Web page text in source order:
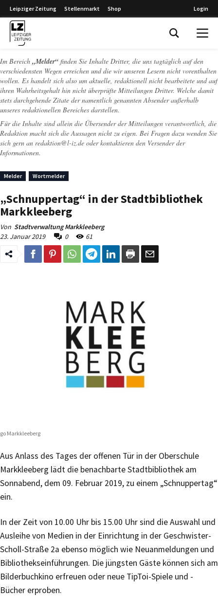
Leipziger Zeitung Stellenmarkt Shop Login
Im Bereich „Melder“ finden Sie Inhalte Dritter, die uns tagtäglich auf den
verschiedensten Wegen erreichen und die wir unseren Lesern nicht vorenthalten
wollen. Es handelt sich also um aktuelle, redaktionell nicht bearbeitete und auf
ihren Wahrheitsgehalt hin nicht überprüfte Mitteilungen Dritter. Welche damit
stets durchgehende Zitate der namentlich genannten Absender außerhalb
unseres redaktionellen Bereiches darstellen.
Für die Inhalte sind allein die Übersender der Mitteilungen verantwortlich, die
Redaktion macht sich die Aussagen nicht zu eigen. Bei Fragen dazu wenden Sie
sich gern an redaktion@l-iz.de oder kontaktieren den Versender der
Informationen.
Melder Wortmelder
„Schnuppertag“ in der Stadtbibliothek
Markkleeberg
Von Stadtverwaltung Markkleeberg
23. Januar 2019
0 61
Markkleeberg
Aus Anlass des Tages der offenen Tür in der Oberschule
Markkleeberg lädt die benachbarte Stadtbibliothek am
Sonnabend, dem 09. Februar 2019, zu einem „Schnuppertag“
ein.
In der Zeit von 10.00 Uhr bis 15.00 Uhr sind die Auswahl und
Ausleihe von Medien in der Einrichtung in der Geschwister-
Scholl-Straße 2a ebenso möglich wie Neuanmeldungen und
Bibliothekseinführungen. Die jüngsten Gäste können sich am
Bilderbuchkino erfreuen oder neue TipToi-Spiele und -
Bücher erproben.